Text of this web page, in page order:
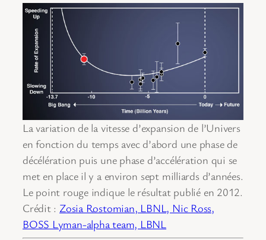
La variation de la vitesse d’expansion de l’Univers
en fonction du temps avec d’abord une phase de
décélération puis une phase d’accélération qui se
met en place il y a environ sept milliards d’années.
Le point rouge indique le résultat publié en 2012.
Crédit : Zosia Rostomian, LBNL, Nic Ross,
BOSS Lyman-alpha team, LBNL